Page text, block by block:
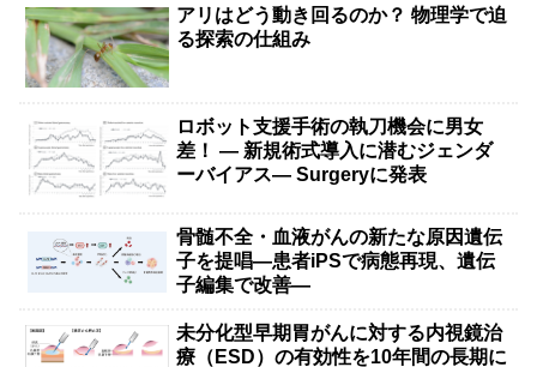
アリはどう動き回るのか？ 物理学で迫
る探索の仕組み
ロボット支援手術の執刀機会に男女
差！ — 新規術式導入に潜むジェンダ
ーバイアス— Surgeryに発表
骨髄不全・血液がんの新たな原因遺伝
子を提唱―患者iPSで病態再現、遺伝
子編集で改善―
未分化型早期胃がんに対する内視鏡治
療（ESD）の有効性を10年間の長期に